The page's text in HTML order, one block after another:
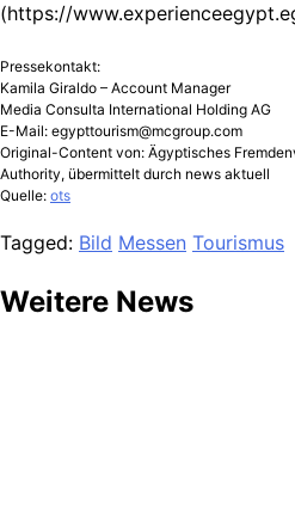
(https://
Pressekontakt:
Kamila Giraldo – Account Manager
Media Consulta International Holding AG
E-Mail: egypttourism@mcgroup.com
Original-Content von: Ägyptisches
Authority, übermittelt durch news aktuell
Quelle: ots
Tagged: Bild Messen Tourismus
Weitere News